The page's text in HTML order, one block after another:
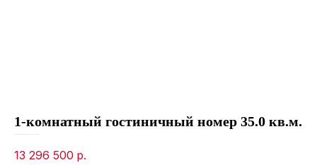
1-комнатный гостиничный номер 35.0 кв.м.
13 296 500 р.